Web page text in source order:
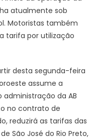
atualmente sob
Motoristas também
tarifa por utilização
desta segunda-feira
assume a
da AB
no contrato de
reduzirá as tarifas das
São José do Rio Preto,